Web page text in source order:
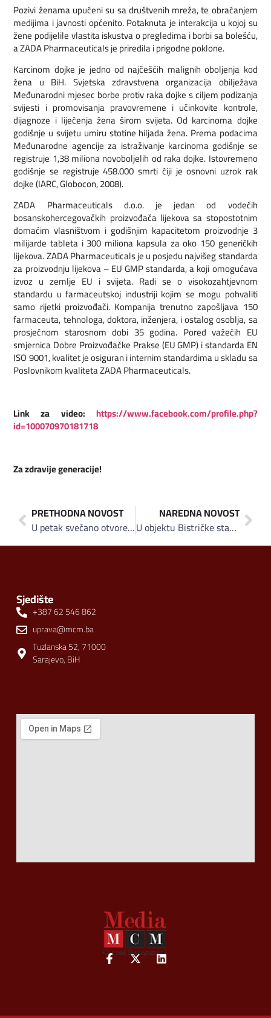
Pozivi ženama upućeni su sa društvenih mreža, te obraćanjem
medijima i javnosti općenito. Potaknuta je interakcija u kojoj su
žene podijelile vlastita iskustva o pregledima i borbi sa bolešću,
a ZADA Pharmaceuticals je priredila i prigodne poklone.
Karcinom dojke je jedno od najčešćih malignih oboljenja kod
žena u BiH. Svjetska zdravstvena organizacija obilježava
Međunarodni mjesec borbe protiv raka dojke s ciljem podizanja
svijesti i promovisanja pravovremene i učinkovite kontrole,
dijagnoze i liječenja žena širom svijeta. Od karcinoma dojke
godišnje u svijetu umiru stotine hiljada žena. Prema podacima
Međunarodne agencije za istraživanje karcinoma godišnje se
registruje 1,38 miliona novoboljelih od raka dojke. Istovremeno
godišnje se registruje 458.000 smrti čiji je osnovni uzrok rak
dojke (IARC, Globocon, 2008).
ZADA Pharmaceuticals d.o.o. je jedan od vodećih
bosanskohercegovačkih proizvođača lijekova sa stopostotnim
domaćim vlasništvom i godišnjim kapacitetom proizvodnje 3
milijarde tableta i 300 miliona kapsula za oko 150 generičkih
lijekova. ZADA Pharmaceuticals je u posjedu najvišeg standarda
za proizvodnju lijekova – EU GMP standarda, a koji omogućava
izvoz u zemlje EU i svijeta. Radi se o visokozahtjevnom
standardu u farmaceutskoj industriji kojim se mogu pohvaliti
samo rijetki proizvođači. Kompanija trenutno zapošljava 150
farmaceuta, tehnologa, doktora, inženjera, i ostalog osoblja, sa
prosječnom starosnom dobi 35 godina. Pored važećih EU
smjernica Dobre Proizvođačke Prakse (EU GMP) i standarda EN
ISO 9001, kvalitet je osiguran i internim standardima u skladu sa
Poslovnikom kvaliteta ZADA Pharmaceuticals.
Link za video: https://www.facebook.com/profile.php?
id=100070970181718
Za zdravije generacije!
PRETHODNA NOVOST
U petak svečano otvorenje restorana “Mado” u objektu Bistričke stanice u Sarajevu
NAREDNA NOVOST
U objektu Bistričke stanice u Sarajevu svečano otvoren turski restoran svjetskog renomea “Mado”
Sjedište
+387 62 546 862
uprava@mcm.ba
Tuzlanska 52, 71000
Sarajevo, BiH